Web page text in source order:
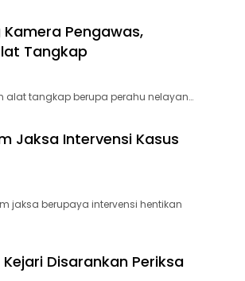
Pengawas,
Tangkap
alat tangkap berupa perahu nelayan…
Jaksa Intervensi Kasus
jaksa berupaya intervensi hentikan
Disarankan Periksa